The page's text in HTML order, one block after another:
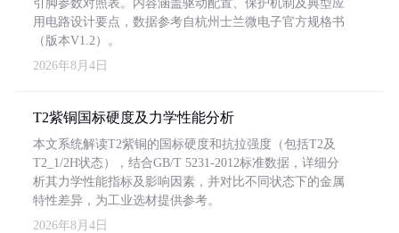
引脚参数对照表。内容涵盖驱动配置、保护机制及典型应
用电路设计要点，数据参考自杭州士兰微电子官方规格书
（版本V1.2）。
2026年8月4日
T2紫铜国标硬度及力学性能分析
本文系统解读T2紫铜的国标硬度和抗拉强度（包括T2及
T2_1/2H状态），结合GB/T 5231-2012标准数据，详细分
析其力学性能指标及影响因素，并对比不同状态下的金属
特性差异，为工业选材提供参考。
2026年8月4日